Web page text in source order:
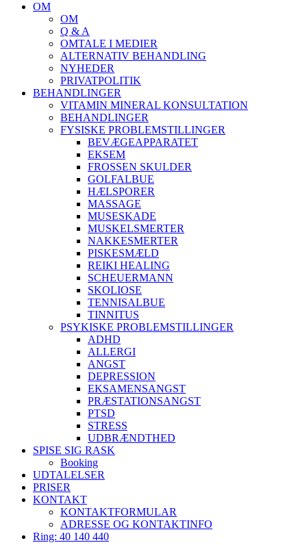
OM
OM
Q & A
OMTALE I MEDIER
ALTERNATIV BEHANDLING
NYHEDER
PRIVATPOLITIK
BEHANDLINGER
VITAMIN MINERAL KONSULTATION
BEHANDLINGER
FYSISKE PROBLEMSTILLINGER
BEVÆGEAPPARATET
EKSEM
FROSSEN SKULDER
GOLFALBUE
HÆLSPORER
MASSAGE
MUSESKADE
MUSKELSMERTER
NAKKESMERTER
PISKESMÆLD
REIKI HEALING
SCHEUERMANN
SKOLIOSE
TENNISALBUE
TINNITUS
PSYKISKE PROBLEMSTILLINGER
ADHD
ALLERGI
ANGST
DEPRESSION
EKSAMENSANGST
PRÆSTATIONSANGST
PTSD
STRESS
UDBRÆNDTHED
SPISE SIG RASK
Booking
UDTALELSER
PRISER
KONTAKT
KONTAKTFORMULAR
ADRESSE OG KONTAKTINFO
Ring: 40 140 440